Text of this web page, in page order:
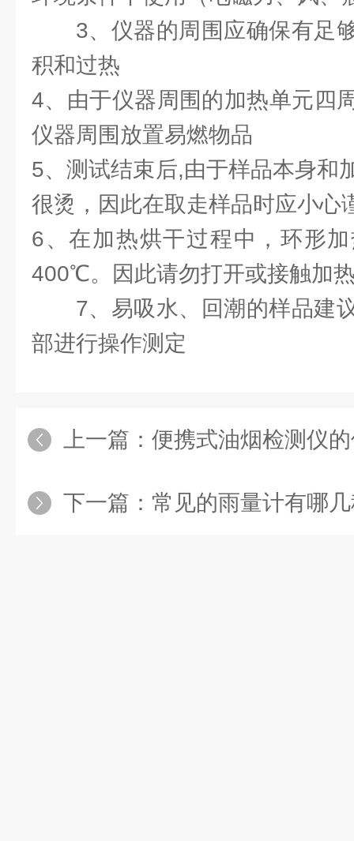
3、仪器的周围应确保有足
积和过热
4、由于仪器周围的加热单元四
仪器周围放置易燃物品
5、测试结束后,由于样品本身和
很烫，因此在取走样品时应小心
6、在加热烘干过程中，环形
400℃。因此请勿打开或接触加
7、易吸水、回潮的样品建
部进行操作测定
上一篇： 便携式油烟检测仪
下一篇： 常见的雨量计有哪